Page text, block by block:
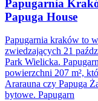
Papugarnia
Papuga House
Papugarnia kraków to
zwiedzających 21
Park Wielicka.
powierzchni 207 m²,
Ararauna czy Papuga
bytowe. Papugarn